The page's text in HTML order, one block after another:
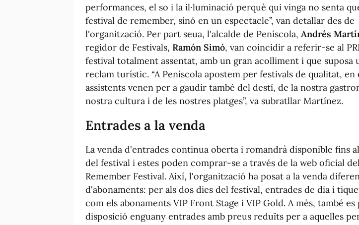
performances, el so i la il·luminació perquè qui vinga no senta
festival de remember, sinó en un espectacle”, van detallar des de
l'organització. Per part seua, l'alcalde de Peníscola, Andrés
regidor de Festivals, Ramón Simó, van coincidir a referir-se al
festival totalment assentat, amb un gran acolliment i que suposa
reclam turístic. “A Peníscola apostem per festivals de qualitat, en
assistents venen per a gaudir també del destí, de la nostra
nostra cultura i de les nostres platges”, va subratllar Martínez.
Entrades a la venda
La venda d'entrades continua oberta i romandrà disponible fins
del festival i estes poden comprar-se a través de la web oficial
Remember Festival. Així, l'organització ha posat a la venda
d'abonaments: per als dos dies del festival, entrades de dia i
com els abonaments VIP Front Stage i VIP Gold. A més, també es
disposició enguany entrades amb preus reduïts per a aquelles